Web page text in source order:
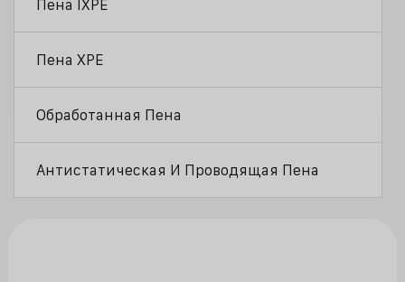
Пена IXPE
Пена XPE
Обработанная Пена
Антистатическая И Проводящая Пена